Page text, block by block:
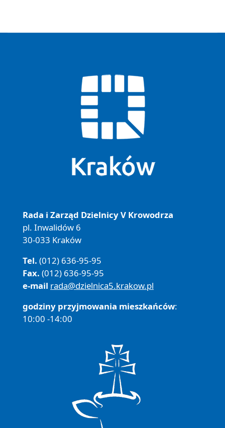
Rada i Zarząd Dzielnicy V Krowodrza
pl. Inwalidów 6
30-033 Kraków
Tel. (012) 636-95-95
Fax. (012) 636-95-95
e-mail rada@dzielnica5.krakow.pl
godziny przyjmowania mieszkańców:
10:00 -14:00